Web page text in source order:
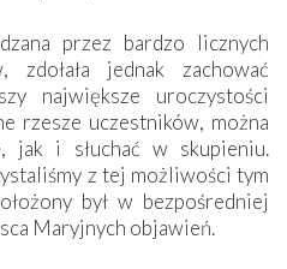
przez bardzo licznych
jednak zachować
największe uroczystości
rzesze uczestników, można
jak i słuchać w skupieniu.
z tej możliwości tym
był w bezpośredniej
Maryjnych objawień.